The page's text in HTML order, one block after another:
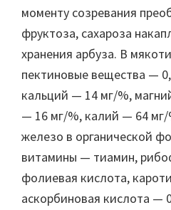
моменту созревания
фруктоза, сахароза
хранения арбуза. В
пектиновые вещества —
кальций — 14 мг/%,
— 16 мг/%, калий — 64
железо в органической
витамины — тиамин,
фолиевая кислота,
аскорбиновая кислота —